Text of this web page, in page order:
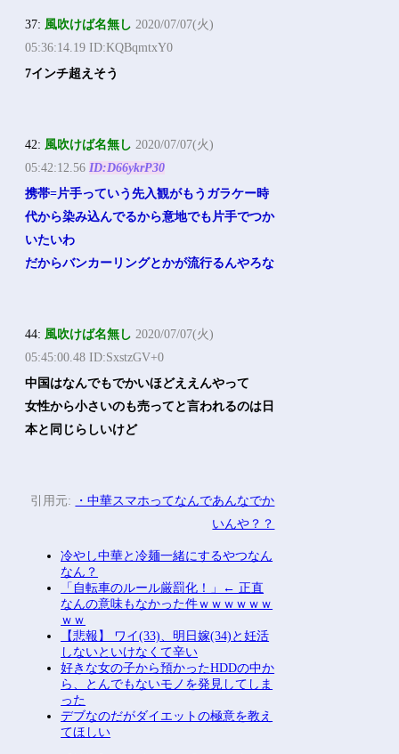
37: 風吹けば名無し 2020/07/07(火)
05:36:14.19 ID:KQBqmtxY0
7インチ超えそう
42: 風吹けば名無し 2020/07/07(火)
05:42:12.56ID:D66ykrP30
携帯=片手っていう先入観がもうガラケー時
代から染み込んでるから意地でも片手でつか
いたいわ
だからバンカーリングとかが流行るんやろな
44: 風吹けば名無し 2020/07/07(火)
05:45:00.48 ID:SxstzGV+0
中国はなんでもでかいほどええんやって
女性から小さいのも売ってと言われるのは日
本と同じらしいけど
引用元:
・中華スマホってなんであんなでか
いんや？？
冷やし中華と冷麺一緒にするやつなん
なん？
「自転車のルール厳罰化！」← 正直
なんの意味もなかった件ｗｗｗｗｗｗ
ｗｗ
【悲報】 ワイ(33)、明日嫁(34)と妊活
しないといけなくて辛い
好きな女の子から預かったHDDの中か
ら、とんでもないモノを発見してしま
った
デブなのだがダイエットの極意を教え
てほしい